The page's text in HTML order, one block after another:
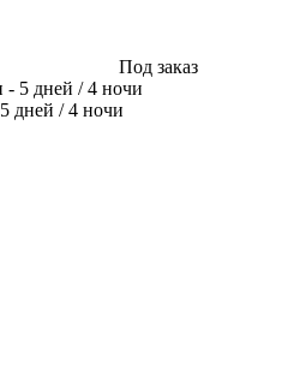
Под заказ
дней / 4 ночи